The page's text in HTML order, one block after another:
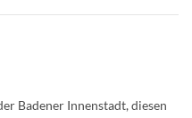
Badener Innenstadt, diesen